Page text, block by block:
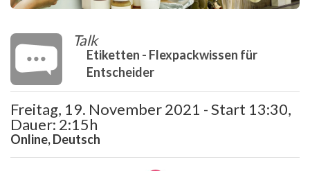
Talk
Etiketten - Flexpackwissen für
Entscheider
Freitag, 19. November 2021 - Start 13:30,
Dauer: 2:15h
Online, Deutsch